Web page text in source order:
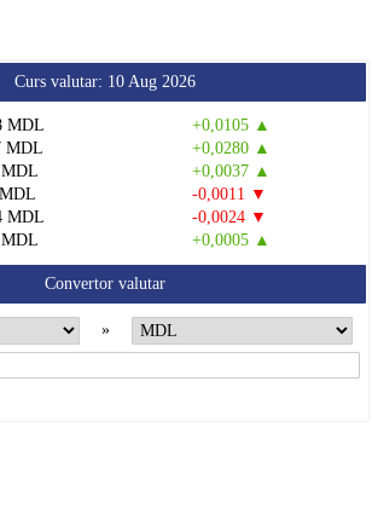
Curs valutar: 10 Aug 2026
MDL
+0,0105 ▲
MDL
+0,0280 ▲
MDL
+0,0037 ▲
-0,0011 ▼
MDL
-0,0024 ▼
MDL +0,0005 ▲
Convertor valutar
»